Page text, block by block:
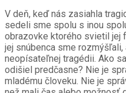
V deň, keď nás zasiahla
sedeli sme spolu s inou
obrazovke ktorého svietil jej
jej snúbenca sme
neopísateľnej tragédii. Ako
odišiel predčasne? Nie je
mladému človeku. Nie je